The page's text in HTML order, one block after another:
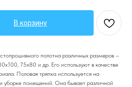
В корзину
полотна различных размеров –
75х80 и др. Его используют в качестве
Половая тряпка используется на
уборке помещений. Она бывает различной